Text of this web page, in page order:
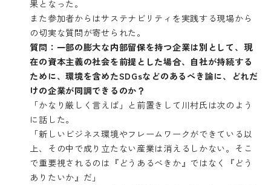
果となった。
また参加者からはサステナビリティを実践する現場から
の切実な質問が寄せられた。
質問：一部の膨大な内部留保を持つ企業は別として、現
在の資本主義の社会を前提とした場合、自社が持続する
ために、環境を含めたSDGsなどのあるべき論に、どれだ
けの企業が同調できるのか？
「かなり厳しく言えば」と前置きして川村氏は次のよう
に話した。
「新しいビジネス環境やフレームワークができている以
上、その中で成り立たない産業は消えるしかない。そこ
で重要視されるのは『どうあるべきか』ではなく『どう
ありたいか』だ」